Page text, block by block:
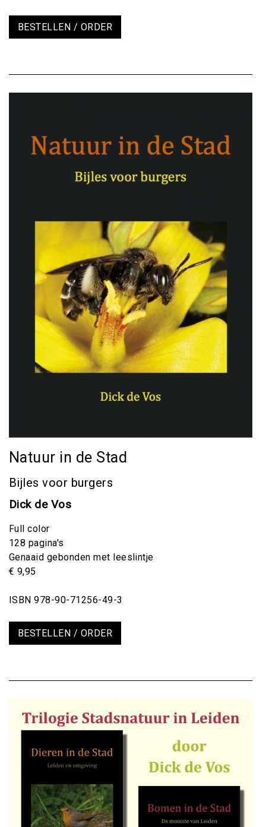
BESTELLEN / ORDER
Natuur in de Stad
Bijles voor burgers
Dick de Vos
Full color
128 pagina's
Genaaid gebonden met leeslintje
€ 9,95
ISBN 978-90-71256-49-3
BESTELLEN / ORDER